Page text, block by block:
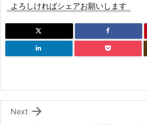
よろしければシェアお願いします

Next